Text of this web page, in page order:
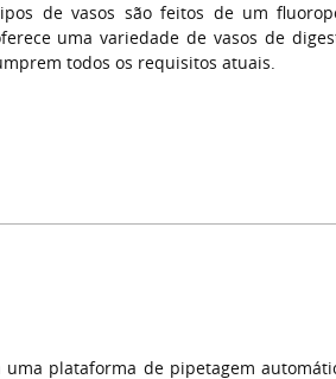
de vasos são feitos de um
uma variedade de vasos de
todos os requisitos atuais.
uma plataforma de pipetagem